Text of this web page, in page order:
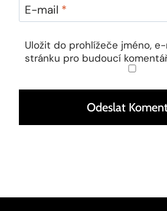
E-mail *
Uložit do prohlížeče jméno,
stránku pro budoucí